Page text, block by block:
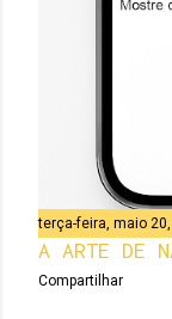
terça-feira, maio
A ARTE DE
Compartilhar